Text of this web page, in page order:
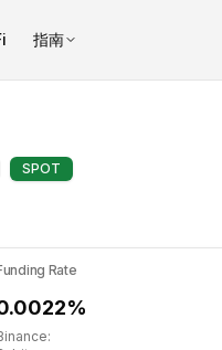
指南
（
SPOT
Rate